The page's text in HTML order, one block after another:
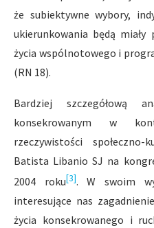
że subiektywne wybory,
ukierunkowania będą miały
życia wspólnotowego i
(RN 18).
Bardziej szczegółową
konsekrowanym w
rzeczywistości
Batista Libanio SJ na
2004 roku[3]. W swoim
interesujące nas
życia konsekrowanego i